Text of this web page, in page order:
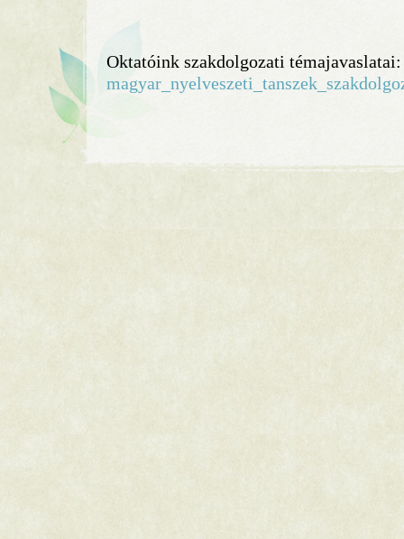
Oktatóink szakdolgozati témajavaslatai: